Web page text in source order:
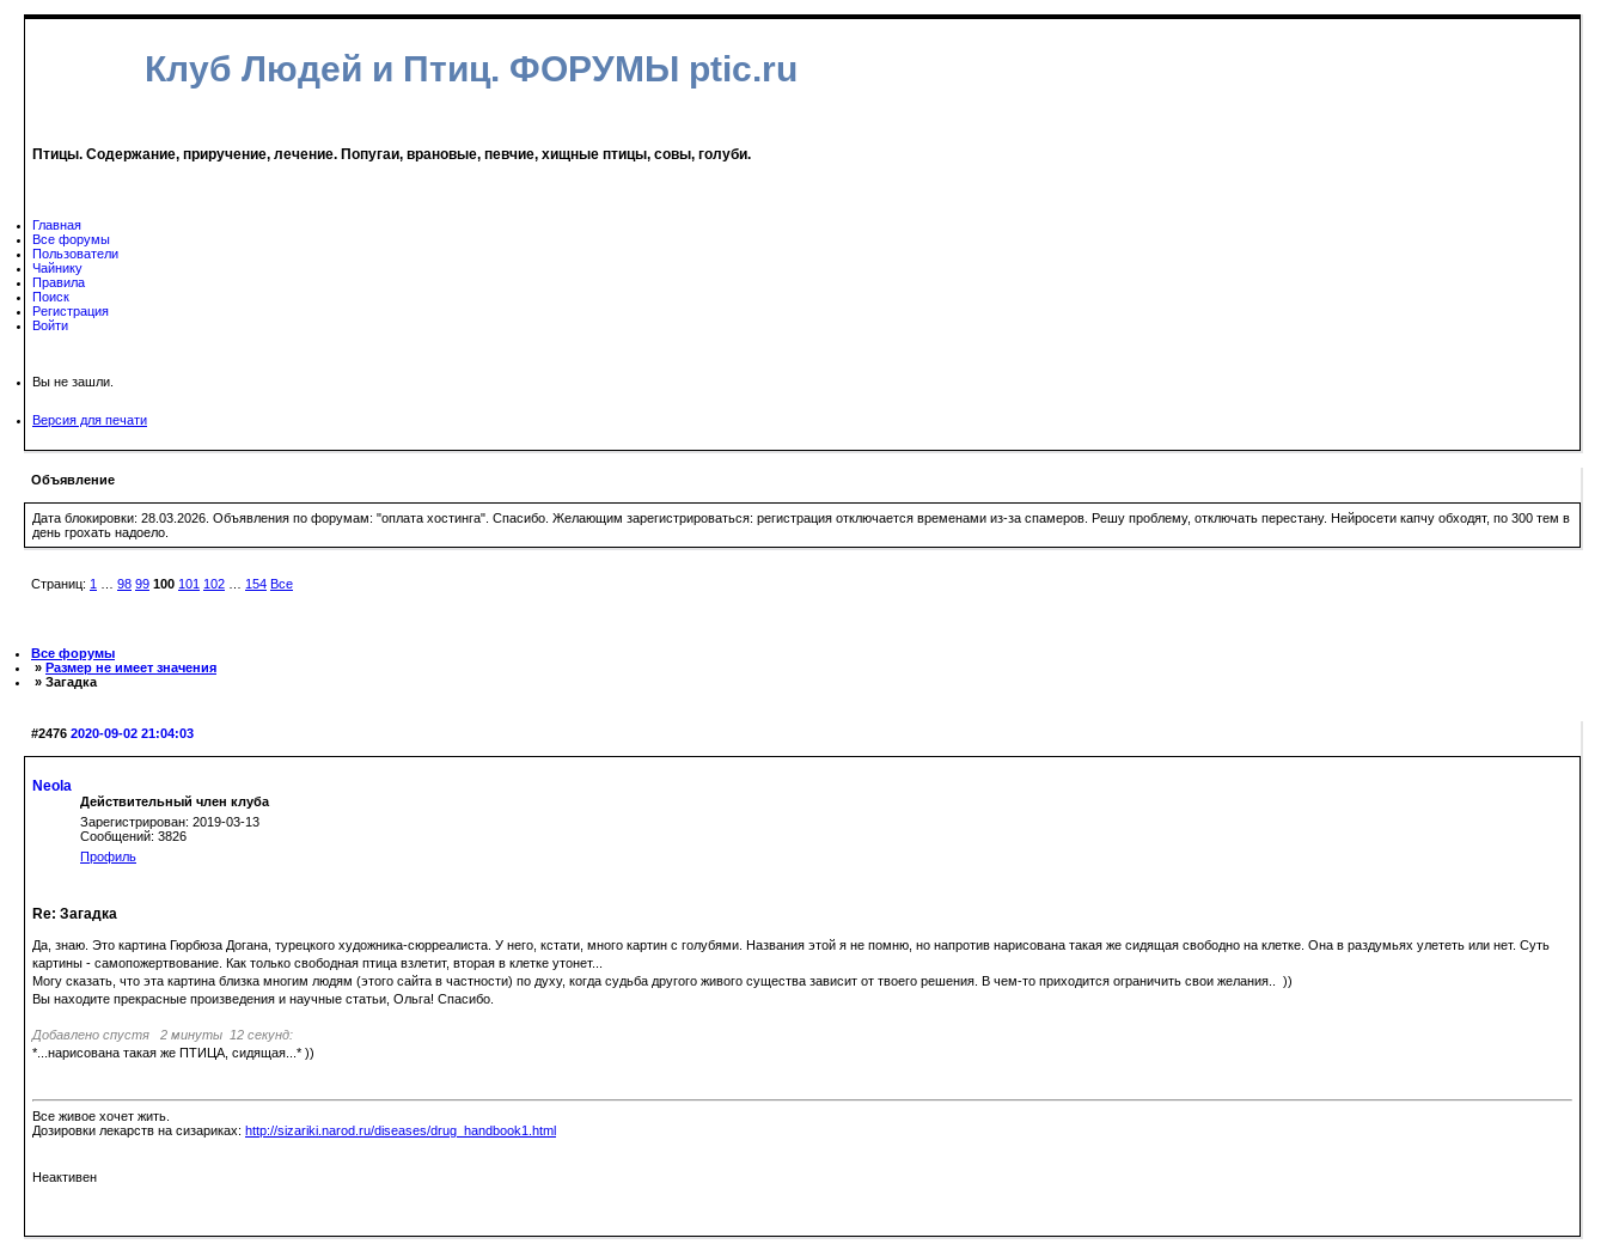
Клуб Людей и Птиц. ФОРУМЫ ptic.ru
Птицы. Содержание, приручение, лечение. Попугаи, врановые, певчие, хищные птицы, совы, голуби.
Главная
Все форумы
Пользователи
Чайнику
Правила
Поиск
Регистрация
Войти
Вы не зашли.
Версия для печати
Объявление
Дата блокировки: 28.03.2026. Объявления по форумам: "оплата хостинга". Спасибо. Желающим зарегистрироваться: регистрация отключается временами из-за спамеров. Решу проблему, отключать перестану. Нейросети капчу обходят, по 300 тем в
день грохать надоело.
Страниц: 1 … 98 99 100 101 102 … 154 Все
Все форумы
» Размер не имеет значения
» Загадка
#2476 2020-09-02 21:04:03
Neola
Действительный член клуба
Зарегистрирован: 2019-03-13
Сообщений: 3826
Профиль
Re: Загадка
Да, знаю. Это картина Гюрбюза Догана, турецкого художника-сюрреалиста. У него, кстати, много картин с голубями. Названия этой я не помню, но напротив нарисована такая же сидящая свободно на клетке. Она в раздумьях улететь или нет. Суть
картины - самопожертвование. Как только свободная птица взлетит, вторая в клетке утонет...
Могу сказать, что эта картина близка многим людям (этого сайта в частности) по духу, когда судьба другого живого существа зависит от твоего решения. В чем-то приходится ограничить свои желания.. ))
Вы находите прекрасные произведения и научные статьи, Ольга! Спасибо.
Добавлено спустя 2 минуты 12 секунд:
*...нарисована такая же ПТИЦА, сидящая...* ))
Все живое хочет жить.
Дозировки лекарств на сизариках: http://sizariki.narod.ru/diseases/drug_handbook1.html
Неактивен